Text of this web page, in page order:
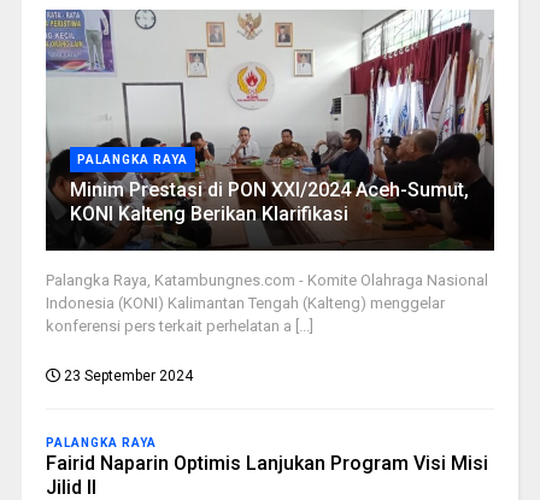
PALANGKA RAYA
Minim Prestasi di PON XXI/2024 Aceh-Sumut,
KONI Kalteng Berikan Klarifikasi
Palangka Raya, Katambungnes.com - Komite Olahraga Nasional
Indonesia (KONI) Kalimantan Tengah (Kalteng) menggelar
konferensi pers terkait perhelatan a [...]
23 September 2024
PALANGKA RAYA
Fairid Naparin Optimis Lanjukan Program Visi Misi
Jilid II